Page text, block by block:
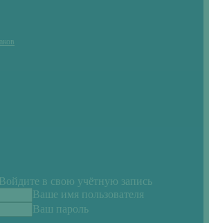
в свою учётную запись
Ваше имя пользователя
Ваш пароль